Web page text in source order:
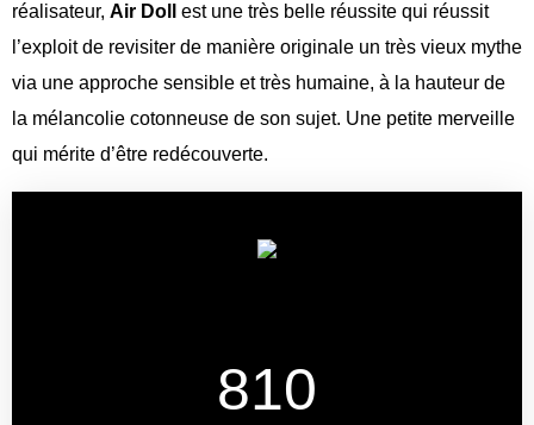
réalisateur, Air Doll
est une très belle réussite qui réussit
l’exploit de revisiter de manière originale un très vieux mythe
via une approche sensible et très humaine, à la hauteur de
la mélancolie cotonneuse de son sujet. Une petite merveille
qui mérite d’être redécouverte.
810